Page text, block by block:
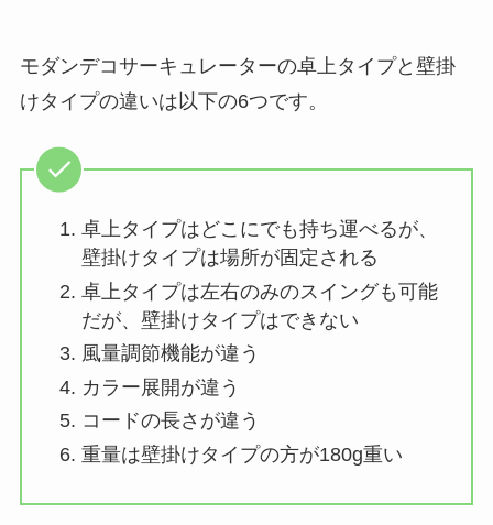
モダンデコサーキュレーターの卓上タイプと壁掛
けタイプの違いは以下の6つです。
卓上タイプはどこにでも持ち運べるが、
壁掛けタイプは場所が固定される
卓上タイプは左右のみのスイングも可能
だが、壁掛けタイプはできない
風量調節機能が違う
カラー展開が違う
コードの長さが違う
重量は壁掛けタイプの方が180g重い